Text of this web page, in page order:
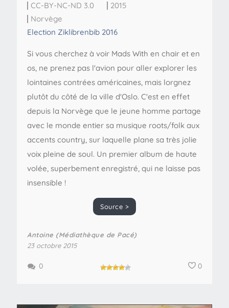
CC-BY-NC-ND 3.0
2015
Norvège
Election Ziklibrenbib 2016
Si vous cherchez à voir Mads With en chair et en
os, ne prenez pas l'avion pour aller explorer les
lointaines contrées américaines, mais lorgnez
plutôt du côté de la ville d'Oslo. C'est en effet
depuis la Norvège que le jeune homme partage
avec le monde entier sa musique roots/folk aux
accents country, sur laquelle plane sa très jolie
voix pleine de soul. Un premier album de haute
volée, superbement enregistré, qui ne laisse pas
insensible !
Source >
Antoine (Médiathèque de Pacé)
23 octobre 2015
0
0